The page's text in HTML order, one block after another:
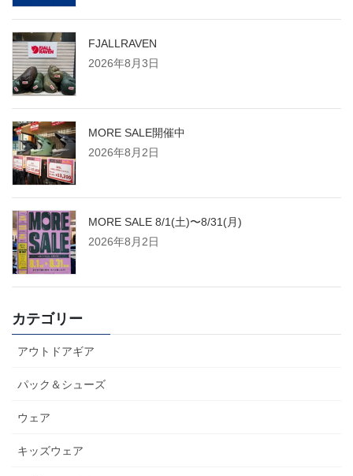
FJALLRAVEN
2026年8月3日
MORE SALE開催中
2026年8月2日
MORE SALE 8/1(土)〜8/31(月)
2026年8月2日
カテゴリー
アウトドアギア
パック＆シューズ
ウェア
キッズウェア